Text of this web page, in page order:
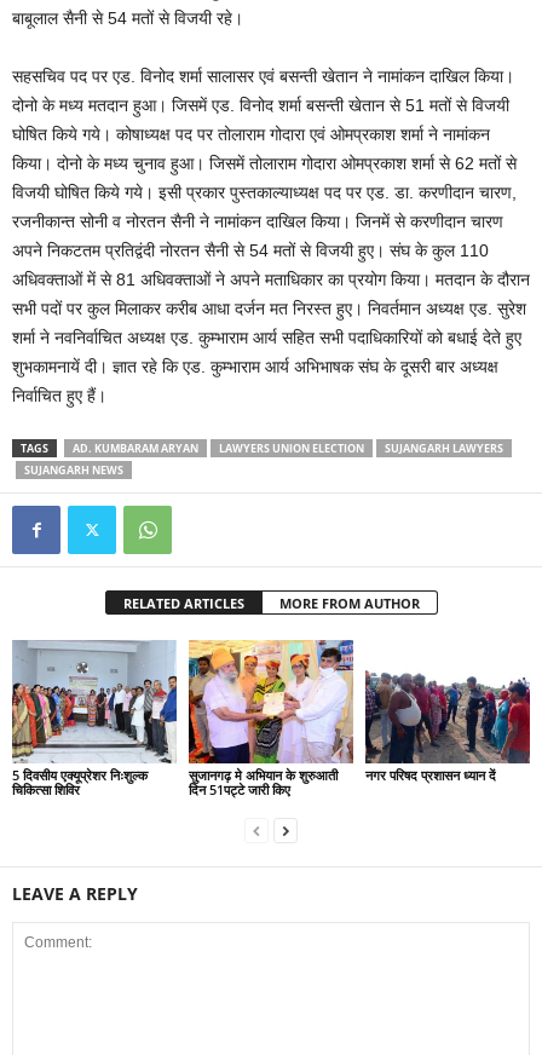
बाबूलाल सैनी से 54 मतों से विजयी रहे।
सहसचिव पद पर एड. विनोद शर्मा सालासर एवं बसन्ती खेतान ने नामांकन दाखिल किया।
दोनो के मध्य मतदान हुआ। जिसमें एड. विनोद शर्मा बसन्ती खेतान से 51 मतों से विजयी
घोषित किये गये। कोषाध्यक्ष पद पर तोलाराम गोदारा एवं ओमप्रकाश शर्मा ने नामांकन
किया। दोनो के मध्य चुनाव हुआ। जिसमें तोलाराम गोदारा ओमप्रकाश शर्मा से 62 मतों से
विजयी घोषित किये गये। इसी प्रकार पुस्तकाल्याध्यक्ष पद पर एड. डा. करणीदान चारण,
रजनीकान्त सोनी व नोरतन सैनी ने नामांकन दाखिल किया। जिनमें से करणीदान चारण
अपने निकटतम प्रतिद्वंदी नोरतन सैनी से 54 मतों से विजयी हुए। संघ के कुल 110
अधिवक्ताओं में से 81 अधिवक्ताओं ने अपने मताधिकार का प्रयोग किया। मतदान के दौरान
सभी पदों पर कुल मिलाकर करीब आधा दर्जन मत निरस्त हुए। निवर्तमान अध्यक्ष एड. सुरेश
शर्मा ने नवनिर्वाचित अध्यक्ष एड. कुम्भाराम आर्य सहित सभी पदाधिकारियों को बधाई देते हुए
शुभकामनायें दी। ज्ञात रहे कि एड. कुम्भाराम आर्य अभिभाषक संघ के दूसरी बार अध्यक्ष
निर्वाचित हुए हैं।
TAGS AD. KUMBARAM ARYAN LAWYERS UNION ELECTION
SUJANGARH LAWYERS
SUJANGARH NEWS
RELATED ARTICLES MORE FROM AUTHOR
5 दिवसीय एक्यूप्रेशर निःशुल्क
चिकित्सा शिविर
सुजानगढ़ मे अभियान के शुरुआती
दिन 51पट्टे जारी किए
नगर परिषद प्रशासन ध्यान दें
LEAVE A REPLY